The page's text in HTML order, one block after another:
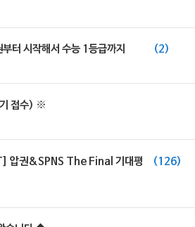
터 시작해서 수능 1등급까지 (2)
접수) ※
압권&SPNS The Final 기대평
(126)